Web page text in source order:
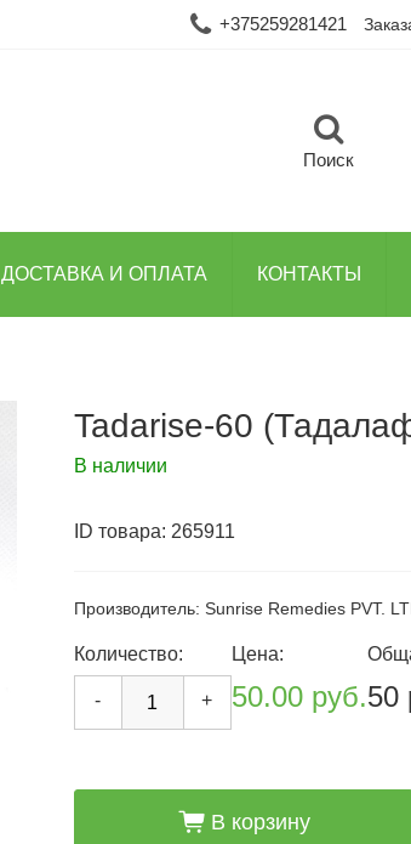
+375259281421
Поиск
ДОСТАВКА И ОПЛАТА КОНТАКТЫ
Tadarise-60
В наличии
ID товара: 265911
Производитель: Sunrise Remedies PVT.
Количество:
- +
Цена:
50.00 руб.50
cart_fill В корзину